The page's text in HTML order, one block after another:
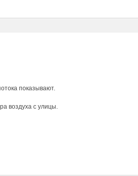
показывают.
воздуха с улицы.